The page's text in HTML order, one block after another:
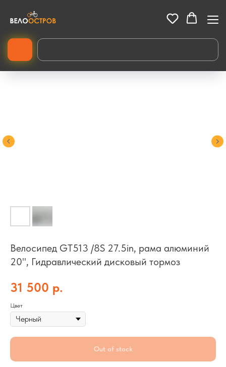
Велосипед GT513 /8S 27.5in, рама алюминий
20", Гидравлический дисковый тормоз
31 500 р.
Цвет
Out of stock